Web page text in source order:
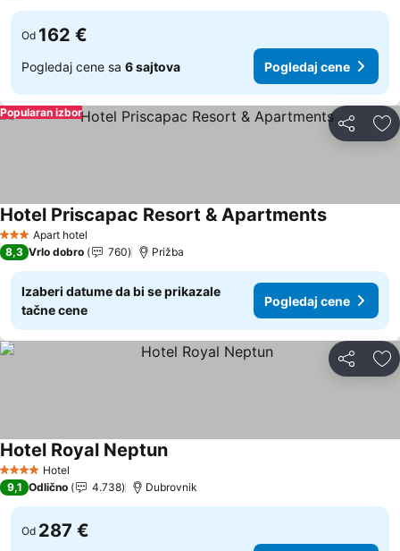
Od 162 €
Pogledaj cene sa 6 sajtova Pogledaj cene
Deli
Popularan izbor
3 ZvezdiceApart hotel
Hotel Priscapac Resort & Apartments
8,3 Vrlo dobro 760 Prižba
Izaberi datume da bi se prikazale
tačne cene
Pogledaj cene
Deli
4 ZvezdiceHotel
Hotel Royal Neptun
9,1 Odlično 4.738 Dubrovnik
Od 287 €